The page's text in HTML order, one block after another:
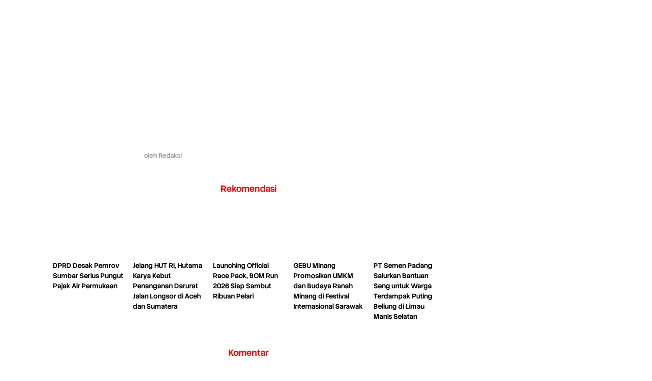
oleh Redaksi
Rekomendasi
DPRD Desak Pemrov
Sumbar Serius Pungut
Pajak Air Permukaan
Jelang HUT RI, Hutama
Karya Kebut
Penanganan Darurat
Jalan Longsor di Aceh
dan Sumatera
Launching Official
Race Pack, BOM Run
2026 Siap Sambut
Ribuan Pelari
GEBU Minang
Promosikan UMKM
dan Budaya Ranah
Minang di Festival
Internasional Sarawak
PT Semen Padang
Salurkan Bantuan
Seng untuk Warga
Terdampak Puting
Beliung di Limau
Manis Selatan
Komentar